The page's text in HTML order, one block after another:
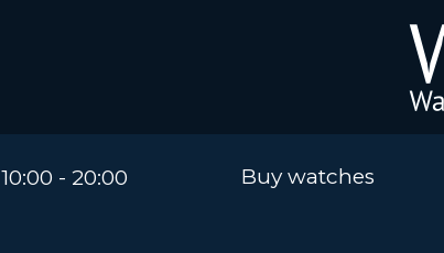
Buy watches
10:00 - 20:00